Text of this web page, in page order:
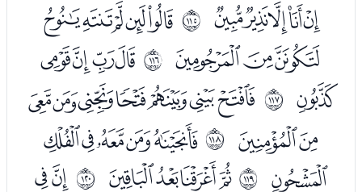
ﭦﭧﭨﭩﭪ ﱲ ﭬﭭﭮﭯﭰ
ﭱﭲﭳ ﱳ ﭵﭶﭷﭸ
ﭹ ﱴ ﭻﭼﭽﭾﭿﮀﮁ
ﮂﮃ ﱵﮅﮆﮇﮈﮉ
ﮊ ﱶﮌﮍﮎﮏ ﱷﮑﮒ